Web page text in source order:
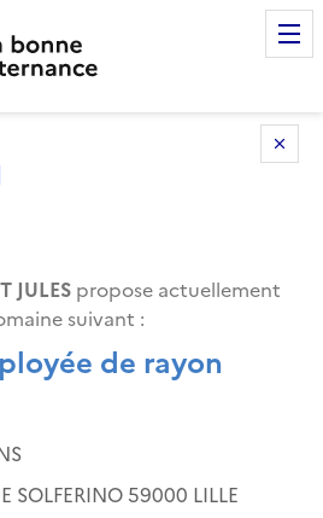
JULES propose actuellement
suivant :
de rayon
SOLFERINO 59000 LILLE